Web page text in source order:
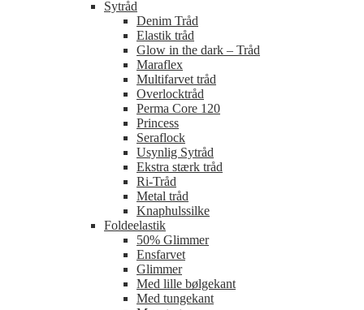
Sytråd
Denim Tråd
Elastik tråd
Glow in the dark – Tråd
Maraflex
Multifarvet tråd
Overlocktråd
Perma Core 120
Princess
Seraflock
Usynlig Sytråd
Ekstra stærk tråd
Ri-Tråd
Metal tråd
Knaphulssilke
Foldeelastik
50% Glimmer
Ensfarvet
Glimmer
Med lille bølgekant
Med tungekant